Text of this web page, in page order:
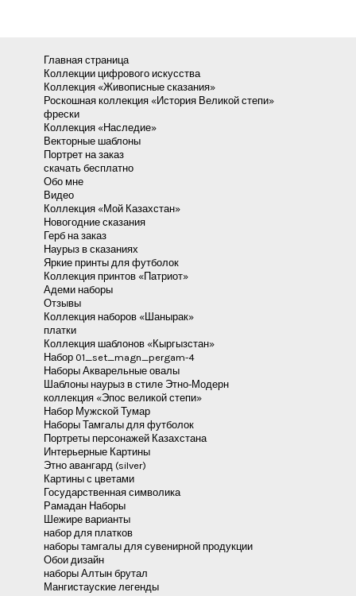
Главная страница
Коллекции цифрового искусства
Коллекция «Живописные сказания»
Роскошная коллекция «История Великой степи»
фрески
Коллекция «Наследие»
Векторные шаблоны
Портрет на заказ
скачать бесплатно
Обо мне
Видео
Коллекция «Мой Казахстан»
Новогодние сказания
Герб на заказ
Наурыз в сказаниях
Яркие принты для футболок
Коллекция принтов «Патриот»
Адеми наборы
Отзывы
Коллекция наборов «Шанырак»
платки
Коллекция шаблонов «Кыргызстан»
Набор 01_set_magn_pergam-4
Наборы Акварельные овалы
Шаблоны наурыз в стиле Этно-Модерн
коллекция «Эпос великой степи»
Набор Мужской Тумар
Наборы Тамгалы для футболок
Портреты персонажей Казахстана
Интерьерные Картины
Этно авангард (silver)
Картины с цветами
Государственная символика
Рамадан Наборы
Шежире варианты
набор для платков
наборы тамгалы для сувенирной продукции
Обои дизайн
наборы Алтын брутал
Мангистауские легенды